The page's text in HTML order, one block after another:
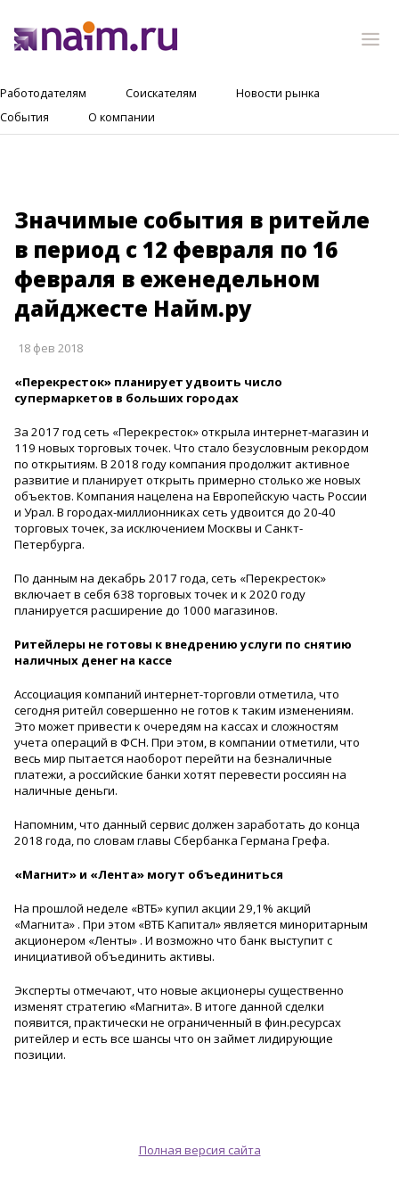
Работодателям Соискателям
Новости рынка
События
О компании
Значимые события в ритейле
в период с 12 февраля по 16
февраля в еженедельном
дайджесте Найм.ру
18 фев 2018
«Перекресток» планирует удвоить число
супермаркетов в больших городах
За 2017 год сеть «Перекресток» открыла интернет-магазин и
119 новых торговых точек. Что стало безусловным рекордом
по открытиям. В 2018 году компания продолжит активное
развитие и планирует открыть примерно столько же новых
объектов. Компания нацелена на Европейскую часть России
и Урал. В городах-миллионниках сеть удвоится до 20-40
торговых точек, за исключением Москвы и Санкт-
Петербурга.
По данным на декабрь 2017 года, сеть «Перекресток»
включает в себя 638 торговых точек и к 2020 году
планируется расширение до 1000 магазинов.
Ритейлеры не готовы к внедрению услуги по снятию
наличных денег на кассе
Ассоциация компаний интернет-торговли отметила, что
сегодня ритейл совершенно не готов к таким изменениям.
Это может привести к очередям на кассах и сложностям
учета операций в ФСН. При этом, в компании отметили, что
весь мир пытается наоборот перейти на безналичные
платежи, а российские банки хотят перевести россиян на
наличные деньги.
Напомним, что данный сервис должен заработать до конца
2018 года, по словам главы Сбербанка Германа Грефа.
«Магнит» и «Лента» могут объединиться
На прошлой неделе «ВТБ» купил акции 29,1% акций
«Магнита» . При этом «ВТБ Капитал» является миноритарным
акционером «Ленты» . И возможно что банк выступит с
инициативой объединить активы.
Эксперты отмечают, что новые акционеры существенно
изменят стратегию «Магнита». В итоге данной сделки
появится, практически не ограниченный в фин.ресурсах
ритейлер и есть все шансы что он займет лидирующие
позиции.
Полная версия сайта